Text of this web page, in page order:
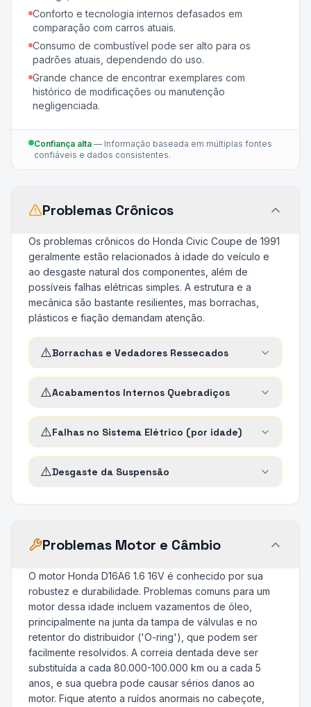
Conforto e tecnologia internos defasados em
comparação com carros atuais.
Consumo de combustível pode ser alto para os
padrões atuais, dependendo do uso.
Grande chance de encontrar exemplares com
histórico de modificações ou manutenção
negligenciada.
Confiança alta — Informação baseada em múltiplas fontes
confiáveis e dados consistentes.
Problemas Crônicos
Os problemas crônicos do Honda Civic Coupe de 1991
geralmente estão relacionados à idade do veículo e
ao desgaste natural dos componentes, além de
possíveis falhas elétricas simples. A estrutura e a
mecânica são bastante resilientes, mas borrachas,
plásticos e fiação demandam atenção.
⚠️Borrachas e Vedadores Ressecados
⚠️Acabamentos Internos Quebradiços
⚠️Falhas no Sistema Elétrico (por idade)
⚠️Desgaste da Suspensão
Problemas Motor e Câmbio
O motor Honda D16A6 1.6 16V é conhecido por sua
robustez e durabilidade. Problemas comuns para um
motor dessa idade incluem vazamentos de óleo,
principalmente na junta da tampa de válvulas e no
retentor do distribuidor ('O-ring'), que podem ser
facilmente resolvidos. A correia dentada deve ser
substituída a cada 80.000-100.000 km ou a cada 5
anos, e sua quebra pode causar sérios danos ao
motor. Fique atento a ruídos anormais no cabeçote,